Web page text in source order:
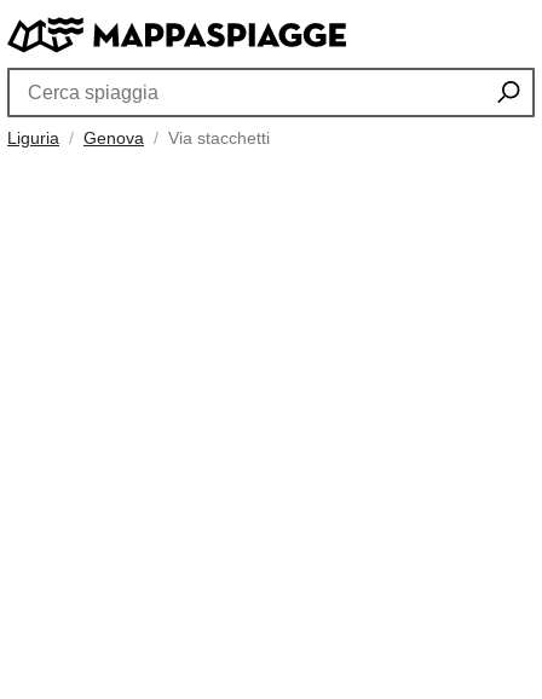
Liguria Genova Via stacchetti